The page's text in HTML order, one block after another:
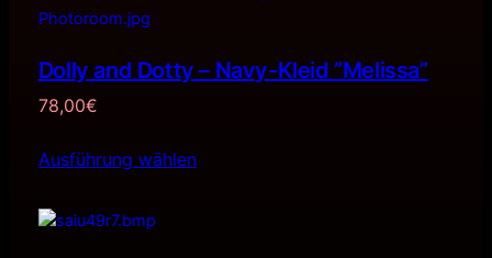
Dolly and Dotty – Navy-Kleid ”Melissa”
78,00€
Ausführung wählen